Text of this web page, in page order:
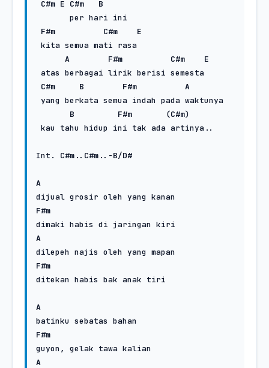
C#m E C#m
B
F#m
C#m
E
A
F#m C#m
E
C#m
B F#m
A
B
F#m
       (
C#m)
Int. C#m .. C#m ..-B/D#
A
F#m
A
F#m
ditekan habis bak anak tiri
A
F#m
A